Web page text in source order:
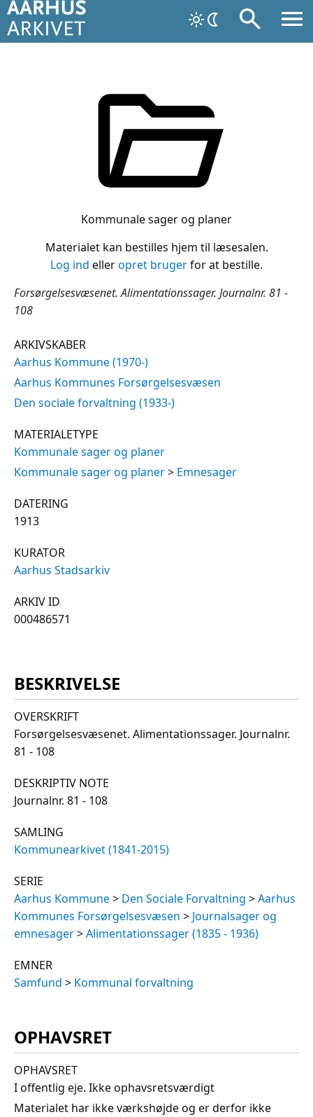
Kommunale sager og planer
Materialet kan bestilles hjem til læsesalen.
Log ind elleropret brugerfor at bestille.
Forsørgelsesvæsenet. Alimentationssager. Journalnr. 81 -
108
ARKIVSKABER
Aarhus Kommune (1970-)
Aarhus Kommunes Forsørgelsesvæsen
Den sociale forvaltning (1933-)
MATERIALETYPE
Kommunale sager og planer
Kommunale sager og planer> Emnesager
DATERING
1913
KURATOR
Aarhus Stadsarkiv
ARKIV ID
000486571
BESKRIVELSE
OVERSKRIFT
Forsørgelsesvæsenet. Alimentationssager. Journalnr.
81 - 108
DESKRIPTIV NOTE
Journalnr. 81 - 108
SAMLING
Kommunearkivet (1841-2015)
SERIE
Aarhus Kommune> Den Sociale Forvaltning >Aarhus
Kommunes Forsørgelsesvæsen > Journalsager og
emnesager>Alimentationssager (1835 - 1936)
EMNER
Samfund > Kommunal forvaltning
OPHAVSRET
OPHAVSRET
I offentlig eje. Ikke ophavsretsværdigt
Materialet har ikke værkshøjde og er derfor ikke